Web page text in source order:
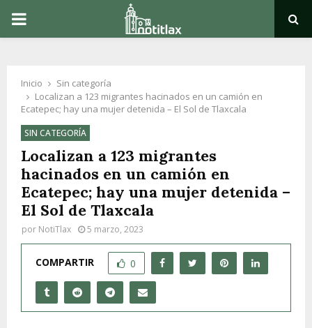
PRIMARY
Inicio
Sin categoría
Localizan a 123 migrantes hacinados en un camión en
Ecatepec; hay una mujer detenida – El Sol de Tlaxcala
SIN CATEGORÍA
Localizan a 123 migrantes
hacinados en un camión en
Ecatepec; hay una mujer detenida –
El Sol de Tlaxcala
por NotiTlax 5 marzo, 2023
COMPARTIR 0